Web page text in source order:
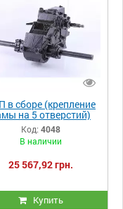
в сборе (крепление
на 5 отверстий)
180-195N КПП/6
Код: 4048
В наличии
25 567,92 грн.
Купить